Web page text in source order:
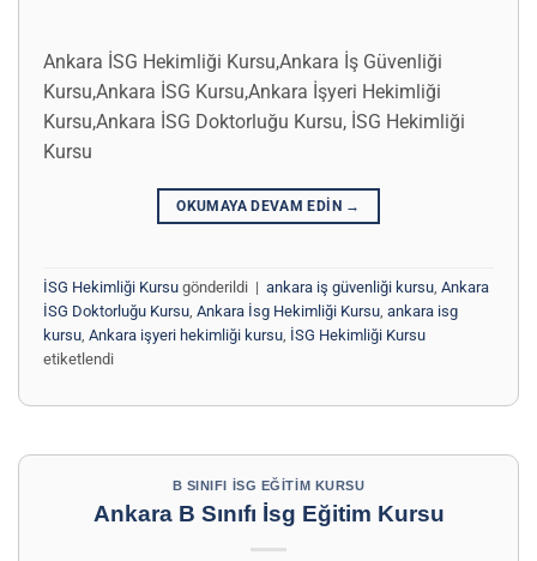
Ankara İSG Hekimliği Kursu,Ankara İş Güvenliği
Kursu,Ankara İSG Kursu,Ankara İşyeri Hekimliği
Kursu,Ankara İSG Doktorluğu Kursu, İSG Hekimliği
Kursu
OKUMAYA DEVAM EDIN →
İSG Hekimliği Kursu gönderildi | ankara iş güvenliği kursu, Ankara
İSG Doktorluğu Kursu, Ankara İsg Hekimliği Kursu, ankara isg
kursu, Ankara işyeri hekimliği kursu, İSG Hekimliği Kursu
etiketlendi
B SINIFI İSG EĞITIM KURSU
Ankara B Sınıfı İsg Eğitim Kursu